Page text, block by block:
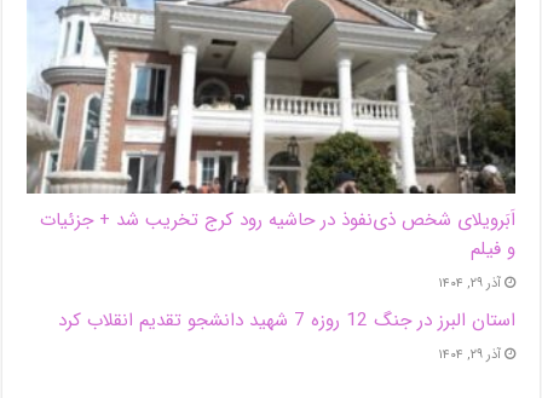
اَبَر‌ویلای شخص ذی‌نفوذ در حاشیه‌ رود کرج تخریب شد + جزئیات
و فیلم
آذر ۲۹, ۱۴۰۴
استان البرز در جنگ 12 روزه 7 شهید دانشجو تقدیم انقلاب کرد
آذر ۲۹, ۱۴۰۴